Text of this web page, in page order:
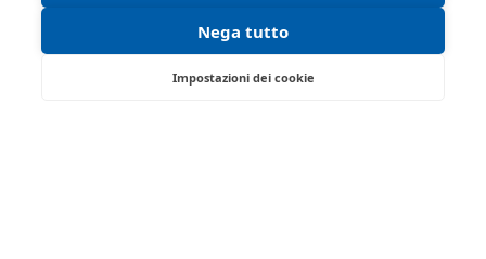
Categoria
Fraz. Boara Polesine, Via
Melegnano, 17
Nega tutto
Impostazioni dei cookie